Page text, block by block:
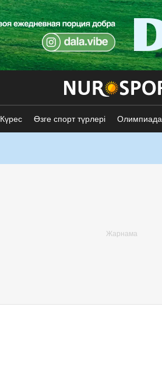
Күрес Өзге спорт түрлері Олимпиада